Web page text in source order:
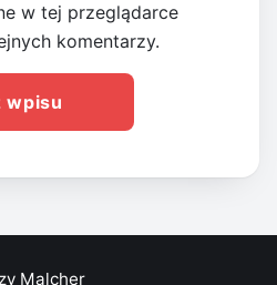
w tej przeglądarce
komentarzy.
Malcher